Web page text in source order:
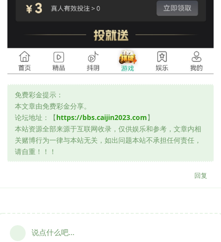
免费彩金提示：
本文章由免费彩金分享。
论坛地址：【https://bbs.caijin2023.com】
本站资源全部来源于互联网收录，仅供娱乐和参考，文章内相
关赌博行为一律与本站无关，如出问题本站不承担任何责任，
请自重！！！
回复
说点什么吧...